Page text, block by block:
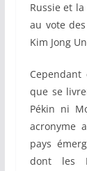
Russie et
au vote
Kim Jong
que se
Pékin ni
acronyme
pays
dont les